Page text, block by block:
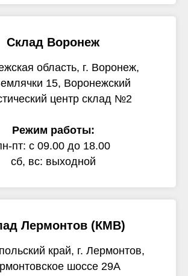
Склад Воронеж
область, г. Воронеж,
15, Воронежский
центр склад №2
Режим работы:
пт: с 09.00 до 18.00
сб, вс: выходной
Лермонтов (КМВ)
край, г. Лермонтов,
шоссе 29А